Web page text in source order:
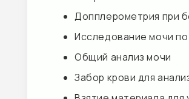
При покупке 1-го триместра
При покупке 2-х триместров
При покупке 3-х триместров-